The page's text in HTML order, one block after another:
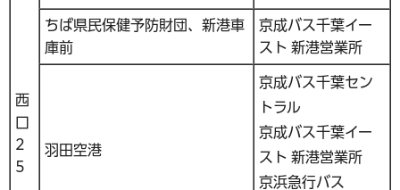
西
口
2
5
ちば県民保健予防財団、新港車
庫前
京成バス千葉イー
スト 新港営業所
羽田空港
京成バス千葉セン
トラル
京成バス千葉イー
スト 新港営業所
京浜急行バス